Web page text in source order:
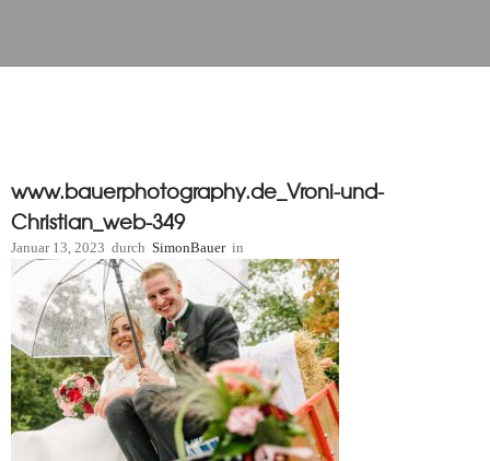
www.bauerphotography.de_Vroni-und-
Christian_web-349
Januar 13, 2023 durch SimonBauer in